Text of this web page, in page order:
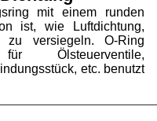
mit einem runden
ist, wie Luftdichtung,
zu versiegeln. O-Ring
Ölsteuerventile,
etc. benutzt